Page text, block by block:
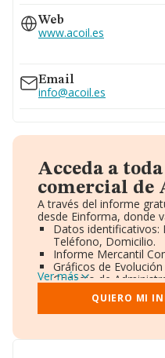
958267052
Web
www.acoil.es
Email
info@acoil.es
Acceda a
comercial de
A través del informe
desde Einforma, donde
Datos identificativos:
Teléfono, Domicilio.
Informe Mercantil
Gráficos de
Consejo de
Directivos y
Accionistas.
Participaciones y
Información oficial y
Ver más
QUIERO MI